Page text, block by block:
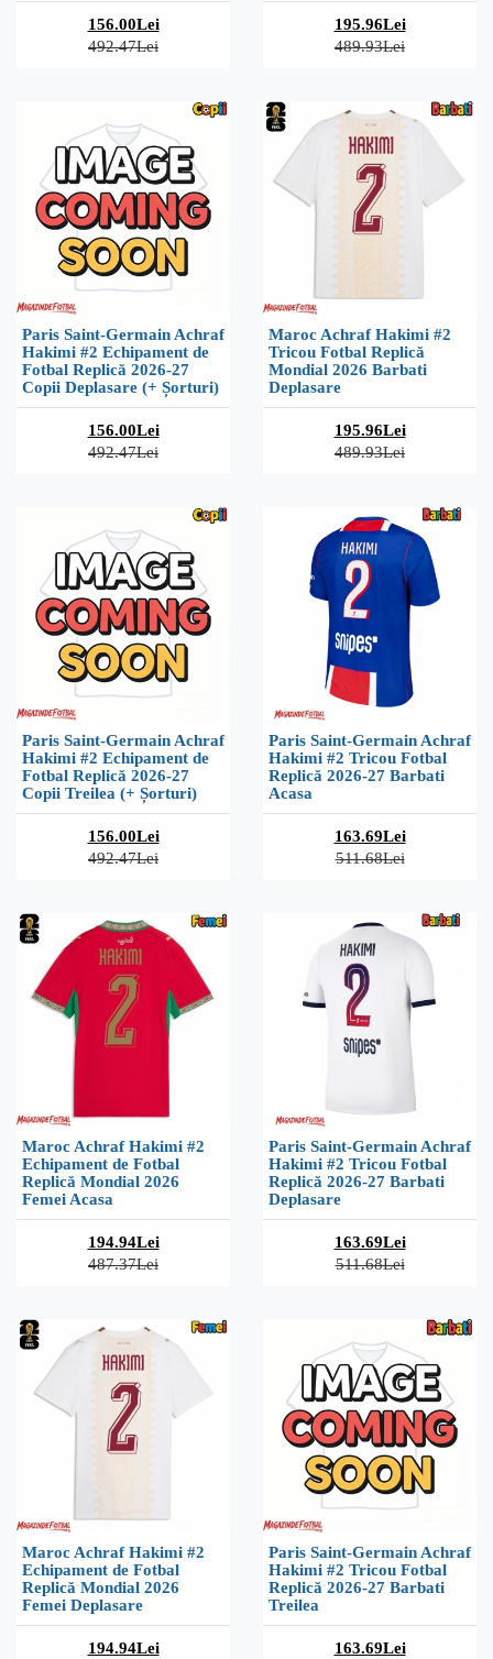
156.00Lei
492.47Lei
195.96Lei
489.93Lei
Paris Saint-Germain Achraf
Hakimi #2 Echipament de
Fotbal Replică 2026-27
Copii Deplasare (+ Șorturi)
156.00Lei
492.47Lei
Maroc Achraf Hakimi #2
Tricou Fotbal Replică
Mondial 2026 Barbati
Deplasare
195.96Lei
489.93Lei
Paris Saint-Germain Achraf
Hakimi #2 Echipament de
Fotbal Replică 2026-27
Copii Treilea (+ Șorturi)
156.00Lei
492.47Lei
Paris Saint-Germain Achraf
Hakimi #2 Tricou Fotbal
Replică 2026-27 Barbati
Acasa
163.69Lei
511.68Lei
Maroc Achraf Hakimi #2
Echipament de Fotbal
Replică Mondial 2026
Femei Acasa
194.94Lei
487.37Lei
Paris Saint-Germain Achraf
Hakimi #2 Tricou Fotbal
Replică 2026-27 Barbati
Deplasare
163.69Lei
511.68Lei
Maroc Achraf Hakimi #2
Echipament de Fotbal
Replică Mondial 2026
Femei Deplasare
194.94Lei
Paris Saint-Germain Achraf
Hakimi #2 Tricou Fotbal
Replică 2026-27 Barbati
Treilea
163.69Lei